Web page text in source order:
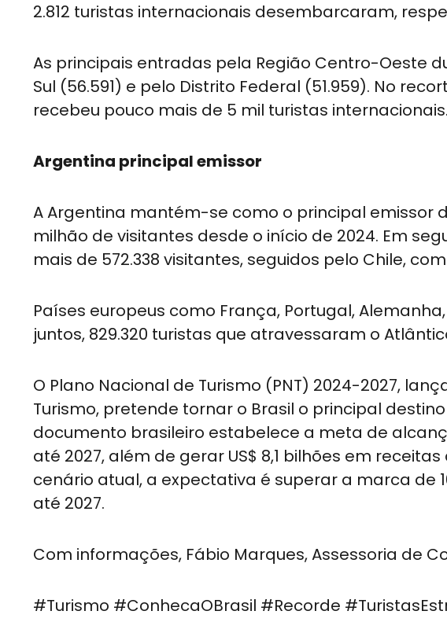
2.812 turistas internacionais desembarcaram,
As principais entradas pela Região Centro-Oeste
Sul (56.591) e pelo Distrito Federal (51.959). No
recebeu pouco mais de 5 mil turistas internacionais.
Argentina principal emissor
A Argentina mantém-se como o principal emissor
milhão de visitantes desde o início de 2024. Em
mais de 572.338 visitantes, seguidos pelo Chile, com
Países europeus como França, Portugal,
juntos, 829.320 turistas que atravessaram o
O Plano Nacional de Turismo (PNT) 2024-2027,
Turismo, pretende tornar o Brasil o principal
documento brasileiro estabelece a meta de
até 2027, além de gerar US$ 8,1 bilhões em
cenário atual, a expectativa é superar a marca de
até 2027.
Com informações, Fábio Marques, Assessoria de
#Turismo #ConhecaOBrasil #Recorde